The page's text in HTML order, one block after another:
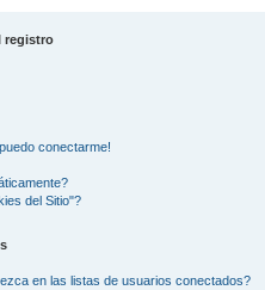
registro
conectarme!
del Sitio"?
en las listas de usuarios conectados?